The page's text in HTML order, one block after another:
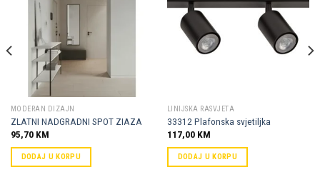
MODERAN DIZAJN
ZLATNI NADGRADNI SPOT ZIAZA
95,70 KM
DODAJ U KORPU
Dodaj u
omiljene
LINIJSKA RASVJETA
33312 Plafonska svjetiljka
117,00 KM
DODAJ U KORPU